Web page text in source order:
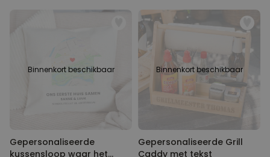
Binnenkort beschikbaar
Gepersonaliseerde
kussensloop waar het
Binnenkort beschikbaar
Gepersonaliseerde Grill
Caddy met tekst